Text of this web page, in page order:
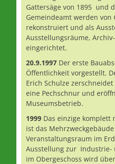
Gattersäge von 1895 und
Gemeindeamt werden von
rekonstruiert und als
Ausstellungsräume,
eingerichtet.
20.9.1997 Der erste
Öffentlichkeit vorgestellt.
Erich Schulze
eine Pechschnur und
Museumsbetrieb.
1999 Das einzige komplett
ist das
Veranstaltungsraum im
Ausstellung zur Industrie-
im Obergeschoss wird